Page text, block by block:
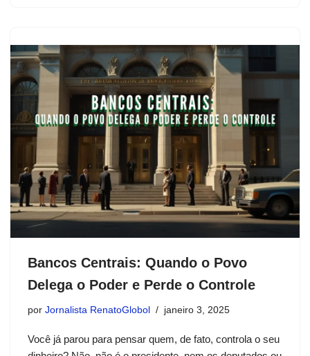
Bancos Centrais: Quando o Povo
Delega o Poder e Perde o Controle
por Jornalista RenatoGlobol janeiro 3, 2025
Você já parou para pensar quem, de fato, controla o seu